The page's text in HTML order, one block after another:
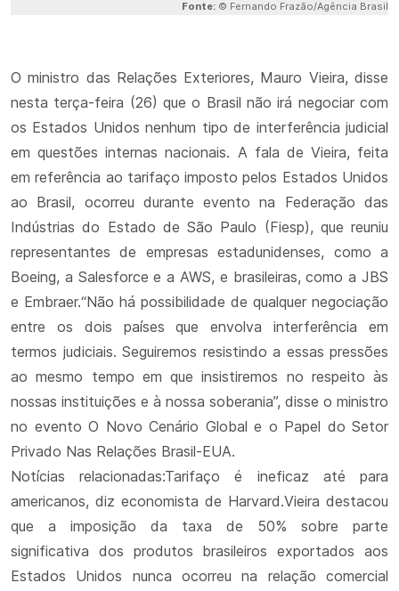
Fonte: © Fernando Frazão/Agência Brasil
O ministro das Relações Exteriores, Mauro Vieira, disse
nesta terça-feira (26) que o Brasil não irá negociar com
os Estados Unidos nenhum tipo de interferência judicial
em questões internas nacionais. A fala de Vieira, feita
em referência ao tarifaço imposto pelos Estados Unidos
ao Brasil, ocorreu durante evento na Federação das
Indústrias do Estado de São Paulo (Fiesp), que reuniu
representantes de empresas estadunidenses, como a
Boeing, a Salesforce e a AWS, e brasileiras, como a JBS
e Embraer.“Não há possibilidade de qualquer negociação
entre os dois países que envolva interferência em
termos judiciais. Seguiremos resistindo a essas pressões
ao mesmo tempo em que insistiremos no respeito às
nossas instituições e à nossa soberania”, disse o ministro
no evento O Novo Cenário Global e o Papel do Setor
Privado Nas Relações Brasil-EUA.
Notícias relacionadas:Tarifaço é ineficaz até para
americanos, diz economista de Harvard.Vieira destacou
que a imposição da taxa de 50% sobre parte
significativa dos produtos brasileiros exportados aos
Estados Unidos nunca ocorreu na relação comercial